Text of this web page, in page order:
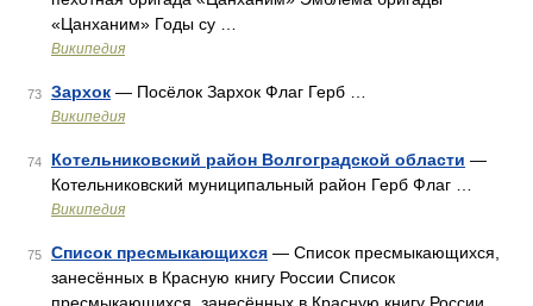
«Цанханим» Годы су …
Википедия
73 Зархок — Посёлок Зархок Флаг Герб …
Википедия
74 Котельниковский район Волгоградской области —
Котельниковский муниципальный район Герб Флаг …
Википедия
75 Список пресмыкающихся — Список пресмыкающихся,
занесённых в Красную книгу России Список